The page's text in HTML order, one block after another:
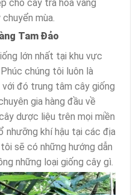
cho cây trà hoa vàng
mùa.
Tam Đảo
lớn nhất tại khu vực
chúng tôi luôn là
với đó trung tâm cây giống
gia hàng đầu về
dược liệu trên mọi miền
khí hậu tại các địa
sẽ có những hướng dẫn
những loại giống cây gì.